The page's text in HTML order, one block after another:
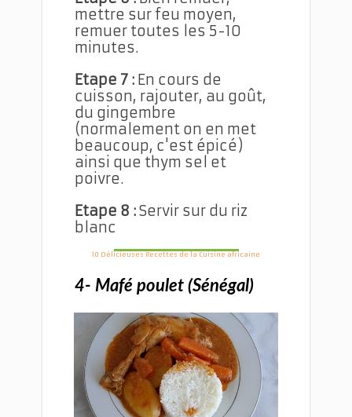
mettre sur feu moyen,
remuer toutes les 5-10
minutes.
Etape 7 : En cours de
cuisson, rajouter, au goût,
du gingembre
(normalement on en met
beaucoup, c'est épicé)
ainsi que thym sel et
poivre.
Etape 8 :Servir sur du riz
blanc
10 Délicieuses Recettes de la Cuisine africaine
4- Mafé poulet (Sénégal)